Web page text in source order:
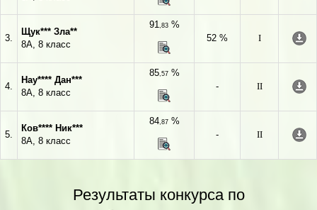
3.
Щук*** Зла**
8А, 8 класс
91,83%
52 %
I
4.
Нау**** Дан***
8А, 8 класс
85,57%
-
II
5.
Ков**** Ник***
8А, 8 класс
84,87%
-
II
Результаты конкурса по